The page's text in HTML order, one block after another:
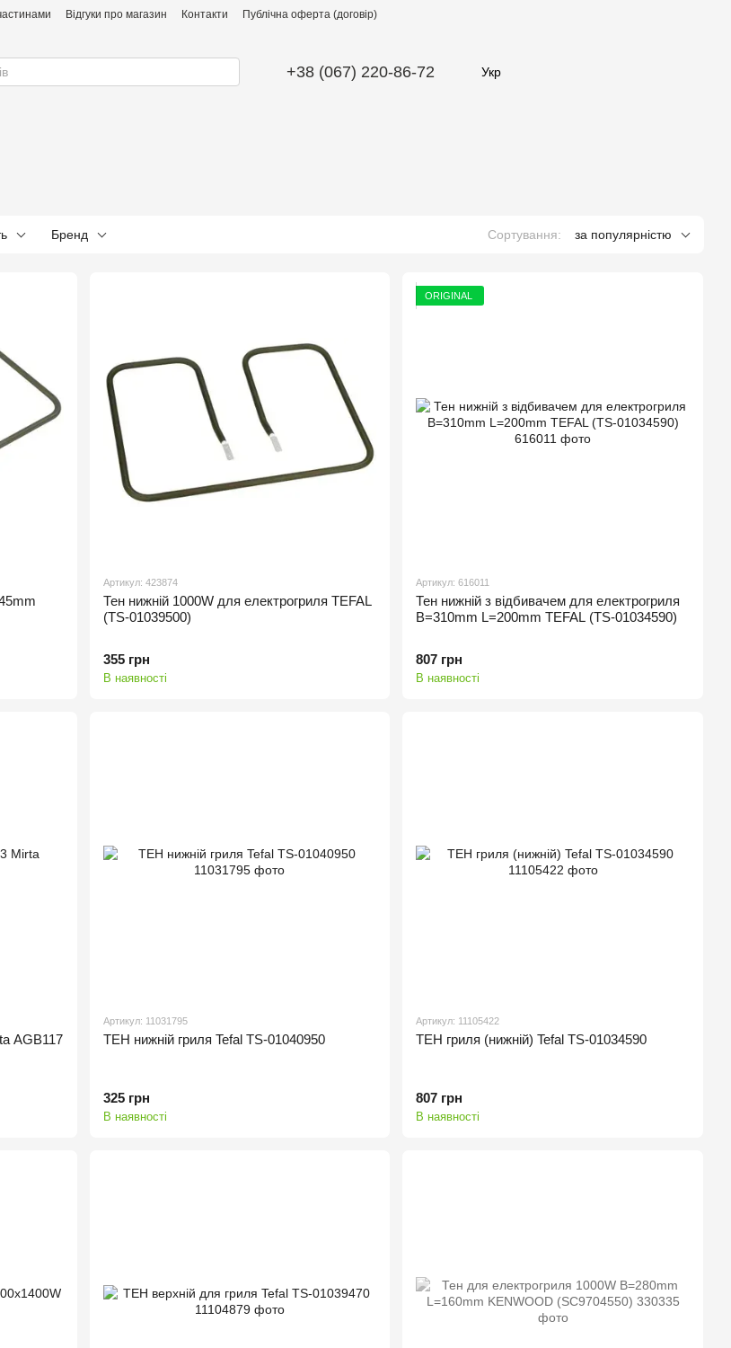
Відгуки про магазин Контакти Публічна оферта (договір)
+38 (067) 220-86-72 Укр
Бренд Сортування: за популярністю
Артикул: 423874
Тен нижній 1000W для електрогриля TEFAL
(TS-01039500)
355 грн
В наявності
ORIGINAL
Артикул: 616011
Тен нижній з відбивачем для електрогриля
B=310mm L=200mm TEFAL (TS-01034590)
807 грн
В наявності
AGB117
Артикул: 11031795
ТЕН нижній гриля Tefal TS-01040950
325 грн
В наявності
Артикул: 11105422
ТЕН гриля (нижній) Tefal TS-01034590
807 грн
В наявності